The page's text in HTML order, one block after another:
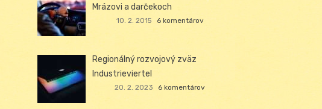
Mrázovi a darčekoch
10. 2. 2015 6 komentárov
Regionálný rozvojový zväz
Industrieviertel
20. 2. 2023 6 komentárov